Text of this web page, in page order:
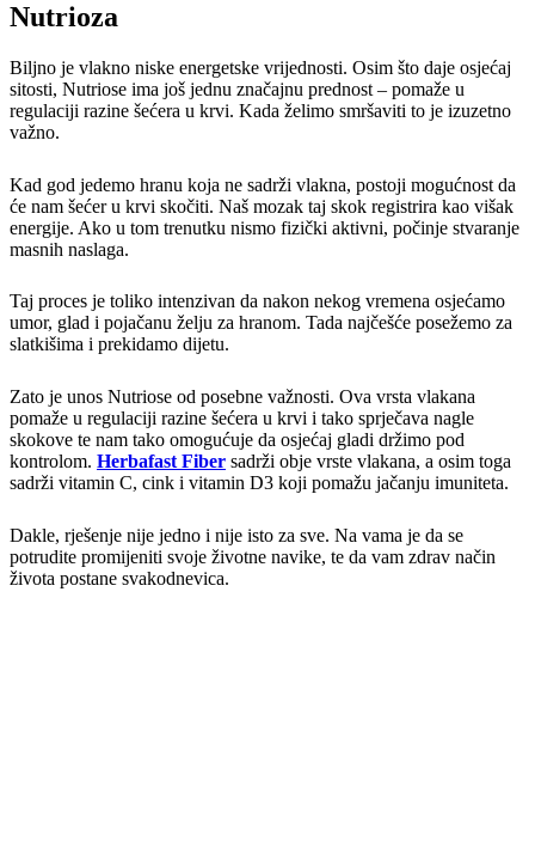
Nutrioza
Biljno je vlakno niske energetske vrijednosti. Osim što daje osjećaj
sitosti, Nutriose ima još jednu značajnu prednost – pomaže u
regulaciji razine šećera u krvi. Kada želimo smršaviti to je izuzetno
važno.
Kad god jedemo hranu koja ne sadrži vlakna, postoji mogućnost da
će nam šećer u krvi skočiti. Naš mozak taj skok registrira kao višak
energije. Ako u tom trenutku nismo fizički aktivni, počinje stvaranje
masnih naslaga.
Taj proces je toliko intenzivan da nakon nekog vremena osjećamo
umor, glad i pojačanu želju za hranom. Tada najčešće posežemo za
slatkišima i prekidamo dijetu.
Zato je unos Nutriose od posebne važnosti. Ova vrsta vlakana
pomaže u regulaciji razine šećera u krvi i tako sprječava nagle
skokove te nam tako omogućuje da osjećaj gladi držimo pod
kontrolom. Herbafast Fiber sadrži obje vrste vlakana, a osim toga
sadrži vitamin C, cink i vitamin D3 koji pomažu jačanju imuniteta.
Dakle, rješenje nije jedno i nije isto za sve. Na vama je da se
potrudite promijeniti svoje životne navike, te da vam zdrav način
života postane svakodnevica.